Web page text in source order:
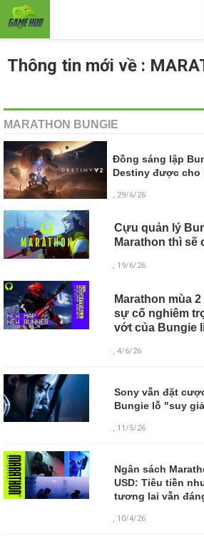
Thông tin mới về :
MARATHON BUNGIE
Đồng sáng lập
Destiny được cho
, 29/6/26
Cựu quản lý
Marathon thì sẽ
, 19/6/26
Marathon mùa
sự cố nghiêm
vớt của Bungie
, 4/6/26
Sony vẫn đặt
Bungie lỗ "suy
, 11/5/26
Ngân sách
USD: Tiêu tiền
tương lai vẫn
, 10/4/26